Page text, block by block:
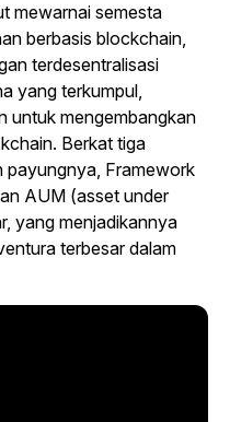
mewarnai semesta
berbasis blockchain,
terdesentralisasi
yang terkumpul,
untuk mengembangkan
Berkat tiga
payungnya, Framework
AUM (asset under
yang menjadikannya
terbesar dalam